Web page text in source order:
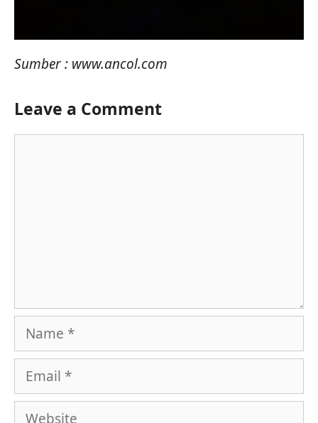
Sumber : www.ancol.com
Leave a Comment
Name
Email
Website